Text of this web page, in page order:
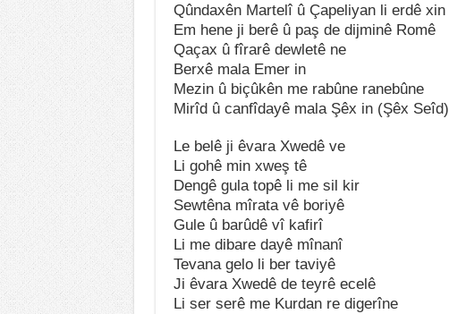
Qûndaxên Martelî û Çapeliyan li erdê xin
Em hene ji berê û paş de dijminê Romê
Qaçax û fîrarê dewletê ne
Berxê mala Emer in
Mezin û biçûkên me rabûne ranebûne
Mirîd û canfîdayê mala Şêx in (Şêx Seîd)
Le belê ji êvara Xwedê ve
Li gohê min xweş tê
Dengê gula topê li me sil kir
Sewtêna mîrata vê boriyê
Gule û barûdê vî kafirî
Li me dibare dayê mînanî
Tevana gelo li ber taviyê
Ji êvara Xwedê de teyrê ecelê
Li ser serê me Kurdan re digerîne